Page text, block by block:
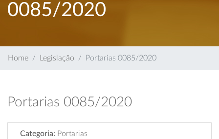
0085/2020
Home Legislação Portarias 0085/2020
Portarias 0085/2020
Categoria: Portarias